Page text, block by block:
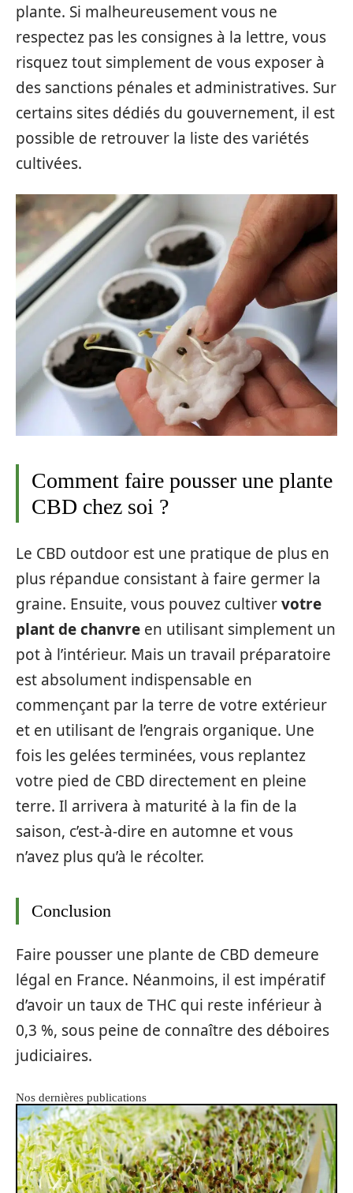
plante. Si malheureusement vous ne
respectez pas les consignes à la lettre, vous
risquez tout simplement de vous exposer à
des sanctions pénales et administratives. Sur
certains sites dédiés du gouvernement, il est
possible de retrouver la liste des variétés
cultivées.
Comment faire pousser une plante
CBD chez soi ?
Le CBD outdoor est une pratique de plus en
plus répandue consistant à faire germer la
graine. Ensuite, vous pouvez cultivervotre
plant de chanvre en utilisant simplement un
pot à l’intérieur. Mais un travail préparatoire
est absolument indispensable en
commençant par la terre de votre extérieur
et en utilisant de l’engrais organique. Une
fois les gelées terminées, vous replantez
votre pied de CBD directement en pleine
terre. Il arrivera à maturité à la fin de la
saison, c’est-à-dire en automne et vous
n’avez plus qu’à le récolter.
Conclusion
Faire pousser une plante de CBD demeure
légal en France. Néanmoins, il est impératif
d’avoir un taux de THC qui reste inférieur à
0,3 %, sous peine de connaître des déboires
judiciaires.
Nos dernières publications